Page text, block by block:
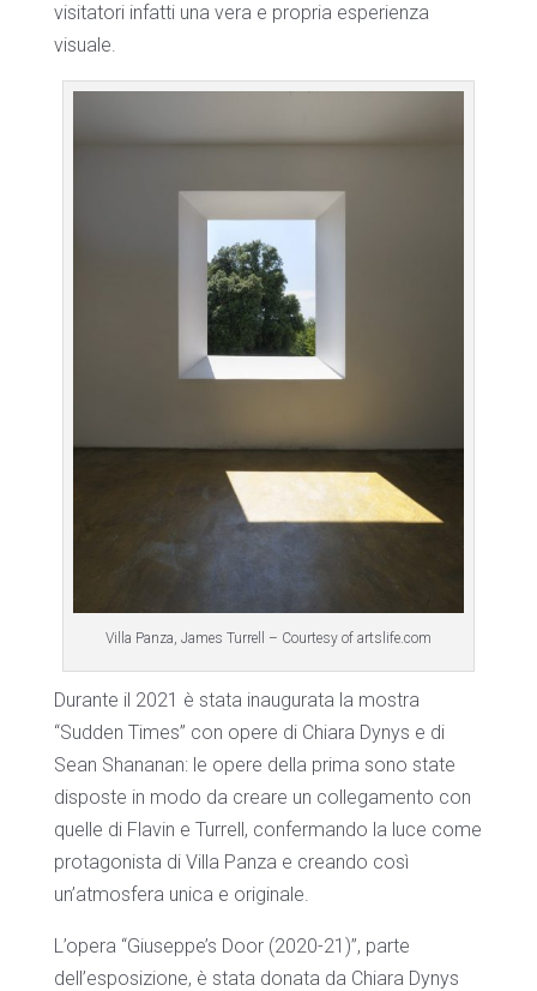
visitatori infatti una vera e propria esperienza
visuale.
Villa Panza, James Turrell – Courtesy of artslife.com
Durante il 2021 è stata inaugurata la mostra
“Sudden Times” con opere di Chiara Dynys e di
Sean Shananan: le opere della prima sono state
disposte in modo da creare un collegamento con
quelle di Flavin e Turrell, confermando la luce come
protagonista di Villa Panza e creando così
un’atmosfera unica e originale.
L’opera “Giuseppe’s Door (2020-21)”, parte
dell’esposizione, è stata donata da Chiara Dynys